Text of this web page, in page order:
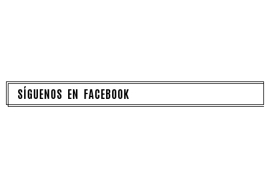
SÍGUENOS EN FACEBOOK